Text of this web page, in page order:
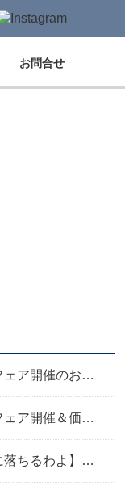
お問合せ
開催のお知らせ
催＆価格改定のお知らせ
よ】衣装協力のお知らせ